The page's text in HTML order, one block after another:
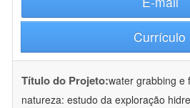
Currículo
Título do Projeto:water grabbing e
natureza: estudo da exploração